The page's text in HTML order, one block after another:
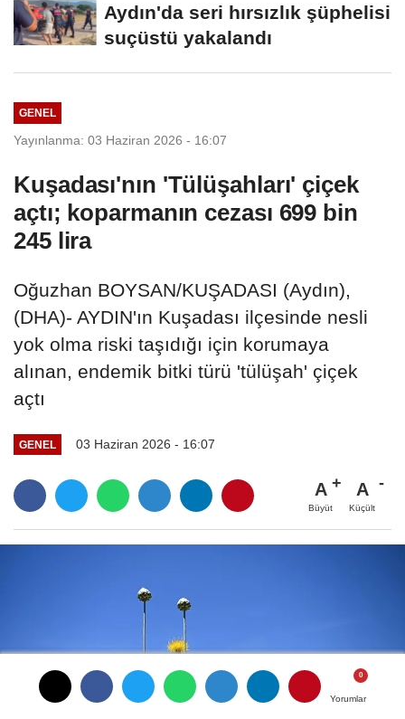
Yorumlar
Yorumlar
Yorumlar
Aydın'da seri hırsızlık şüphelisi
suçüstü yakalandı
GENEL
Yayınlanma: 03 Haziran 2026 - 16:07
Kuşadası'nın 'Tülüşahları' çiçek
açtı; koparmanın cezası 699 bin
245 lira
Oğuzhan BOYSAN/KUŞADASI (Aydın),
(DHA)- AYDIN'ın Kuşadası ilçesinde nesli
yok olma riski taşıdığı için korumaya
alınan, endemik bitki türü 'tülüşah' çiçek
açtı
GENEL 03 Haziran 2026 - 16:07
Yorumlar
A
Büyüt
A
Küçült